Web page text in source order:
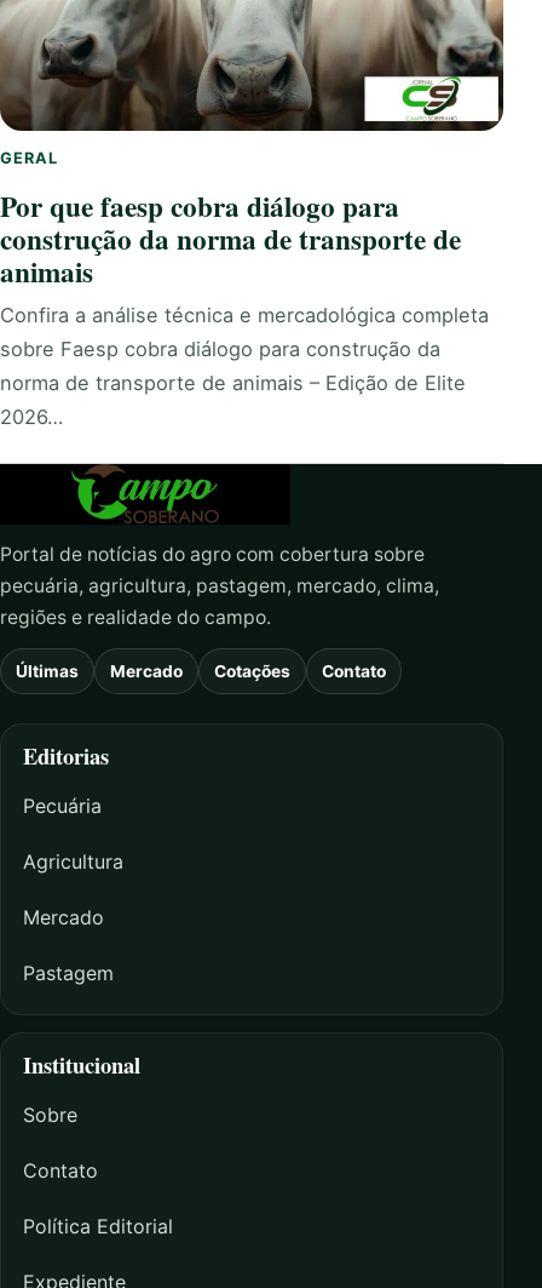
GERAL
Por que faesp cobra diálogo para
construção da norma de transporte de
animais
Confira a análise técnica e mercadológica completa
sobre Faesp cobra diálogo para construção da
norma de transporte de animais – Edição de Elite
2026…
Portal de notícias do agro com cobertura sobre
pecuária, agricultura, pastagem, mercado, clima,
regiões e realidade do campo.
Últimas Mercado Cotações Contato
Editorias
Pecuária
Agricultura
Mercado
Pastagem
Institucional
Sobre
Contato
Política Editorial
Expediente